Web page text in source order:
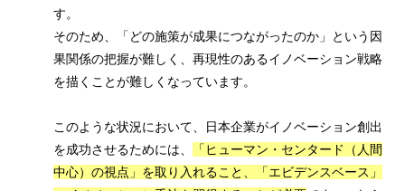
す。
そのため、「どの施策が成果につながったのか」という因
果関係の把握が難しく、再現性のあるイノベーション戦略
を描くことが難しくなっています。
このような状況において、日本企業がイノベーション創出
を成功させるためには、
「ヒューマン・センタード（人間
中心）の視点」を取り入れること、「エビデンスベース」